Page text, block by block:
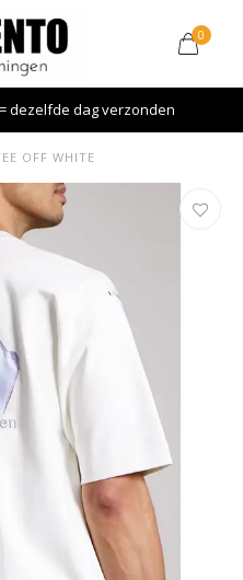
0
dezelfde dag verzonden
OFF WHITE